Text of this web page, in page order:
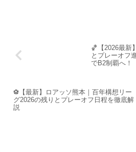
🏀【2026最新
とプレーオフ
でB2制覇へ！
⚽【最新】ロアッソ熊本｜百年構想リー
グ2026の残りとプレーオフ日程を徹底解
説